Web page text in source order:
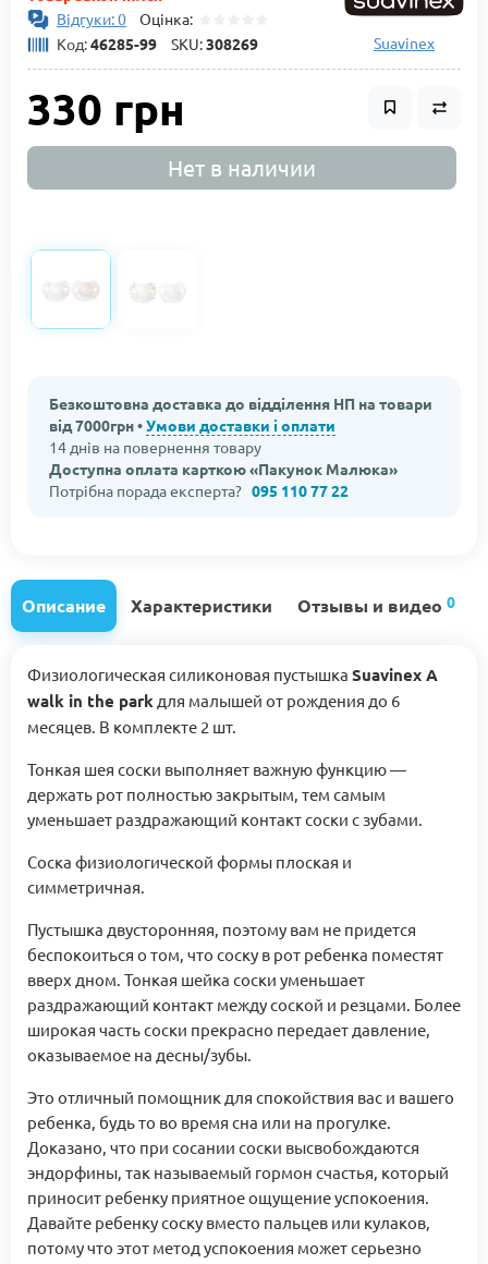
Відгуки: 0 Оцінка:
Код:46285-99 SKU:308269 Suavinex
330 грн
Нет в наличии
Безкоштовна доставка до відділення НП на товари
від 7000грн •Умови доставки і оплати
14 днів на повернення товару
Доступна оплата карткою «Пакунок Малюка»
Потрібна порада експерта? 095 110 77 22
Описание Характеристики Отзывы и видео 0
Физиологическая силиконовая пустышка Suavinex A
walk in the park для малышей от рождения до 6
месяцев. В комплекте 2 шт.
Тонкая шея соски выполняет важную функцию —
держать рот полностью закрытым, тем самым
уменьшает раздражающий контакт соски с зубами.
Соска физиологической формы плоская и
симметричная.
Пустышка двусторонняя, поэтому вам не придется
беспокоиться о том, что соску в рот ребенка поместят
вверх дном. Тонкая шейка соски уменьшает
раздражающий контакт между соской и резцами. Более
широкая часть соски прекрасно передает давление,
оказываемое на десны/зубы.
Это отличный помощник для спокойствия вас и вашего
ребенка, будь то во время сна или на прогулке.
Доказано, что при сосании соски высвобождаются
эндорфины, так называемый гормон счастья, который
приносит ребенку приятное ощущение успокоения.
Давайте ребенку соску вместо пальцев или кулаков,
потому что этот метод успокоения может серьезно